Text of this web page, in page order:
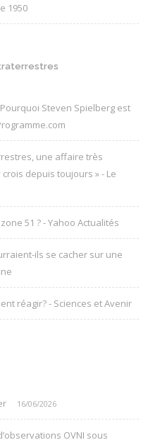
1950
Steven Spielberg est
une affaire très
crois depuis toujours » - Le
51 ? - Yahoo Actualités
ils se cacher sur une
réagir? - Sciences et Avenir
16/06/2026
OVNI sous